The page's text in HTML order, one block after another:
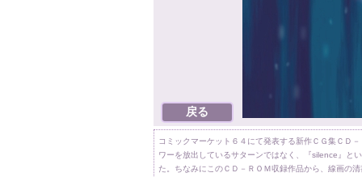
コミックマーケット６４にて発表する新作ＣＧ集ＣＤ
ワーを放出しているサターンではなく、『silence』と
た。ちなみにこのＣＤ－ＲＯＭ収録作品から、線画の